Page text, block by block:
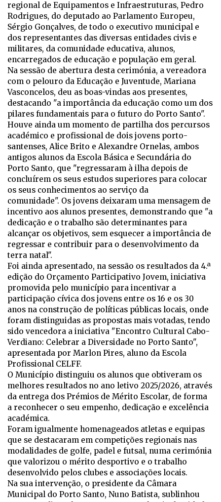
regional de Equipamentos e Infraestruturas, Pedro
Rodrigues, do deputado ao Parlamento Europeu,
Sérgio Gonçalves, de todo o executivo municipal e
dos representantes das diversas entidades civis e
militares, da comunidade educativa, alunos,
encarregados de educação e população em geral.
Na sessão de abertura desta cerimónia, a vereadora
com o pelouro da Educação e Juventude, Mariana
Vasconcelos, deu as boas-vindas aos presentes,
destacando "a importância da educação como um dos
pilares fundamentais para o futuro do Porto Santo".
Houve ainda um momento de partilha dos percursos
académico e profissional de dois jovens porto-
santenses, Alice Brito e Alexandre Ornelas, ambos
antigos alunos da Escola Básica e Secundária do
Porto Santo, que "regressaram à ilha depois de
concluírem os seus estudos superiores para colocar
os seus conhecimentos ao serviço da
comunidade". Os jovens deixaram uma mensagem de
incentivo aos alunos presentes, demonstrando que "a
dedicação e o trabalho são determinantes para
alcançar os objetivos, sem esquecer a importância de
regressar e contribuir para o desenvolvimento da
terra natal".
Foi ainda apresentado, na sessão os resultados da 4.ª
edição do Orçamento Participativo Jovem, iniciativa
promovida pelo município para incentivar a
participação cívica dos jovens entre os 16 e os 30
anos na construção de políticas públicas locais, onde
foram distinguidas as propostas mais votadas, tendo
sido vencedora a iniciativa "Encontro Cultural Cabo-
Verdiano: Celebrar a Diversidade no Porto Santo",
apresentada por Marlon Pires, aluno da Escola
Profissional CELFF.
O Município distinguiu os alunos que obtiveram os
melhores resultados no ano letivo 2025/2026, através
da entrega dos Prémios de Mérito Escolar, de forma
a reconhecer o seu empenho, dedicação e excelência
académica.
Foram igualmente homenageados atletas e equipas
que se destacaram em competições regionais nas
modalidades de golfe, padel e futsal, numa cerimónia
que valorizou o mérito desportivo e o trabalho
desenvolvido pelos clubes e associações locais.
Na sua intervenção, o presidente da Câmara
Municipal do Porto Santo, Nuno Batista, sublinhou